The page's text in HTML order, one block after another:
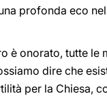
profonda eco
è onorato, tutte le
dire che
per la Chiesa,